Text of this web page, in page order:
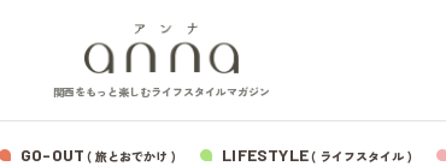
関西をもっと楽しむライフスタイルマガジン
GO-OUT ( 旅とおでかけ ) LIFESTYLE( ライフスタイル )